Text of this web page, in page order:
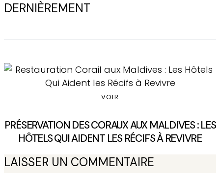
DERNIÈREMENT
VOIR
PRÉSERVATION DES CORAUX AUX MALDIVES : LES
HÔTELS QUI AIDENT LES RÉCIFS À REVIVRE
LAISSER UN COMMENTAIRE